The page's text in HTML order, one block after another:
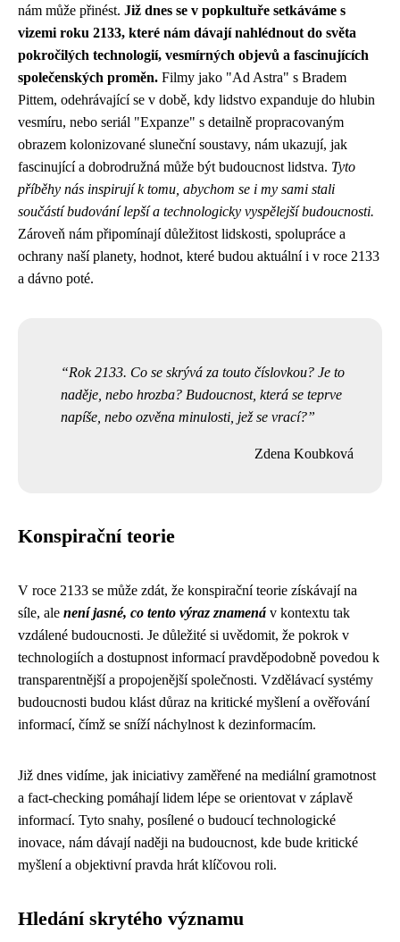
nám může přinést. Již dnes se v popkultuře setkáváme s
vizemi roku 2133, které nám dávají nahlédnout do světa
pokročilých technologií, vesmírných objevů a fascinujících
společenských proměn. Filmy jako "Ad Astra" s Bradem
Pittem, odehrávající se v době, kdy lidstvo expanduje do hlubin
vesmíru, nebo seriál "Expanze" s detailně propracovaným
obrazem kolonizované sluneční soustavy, nám ukazují, jak
fascinující a dobrodružná může být budoucnost lidstva. Tyto
příběhy nás inspirují k tomu, abychom se i my sami stali
součástí budování lepší a technologicky vyspělejší budoucnosti.
Zároveň nám připomínají důležitost lidskosti, spolupráce a
ochrany naší planety, hodnot, které budou aktuální i v roce 2133
a dávno poté.
Rok 2133. Co se skrývá za touto číslovkou? Je to
naděje, nebo hrozba? Budoucnost, která se teprve
napíše, nebo ozvěna minulosti, jež se vrací?
Zdena Koubková
Konspirační teorie
V roce 2133 se může zdát, že konspirační teorie získávají na
síle, ale není jasné, co tento výraz znamená v kontextu tak
vzdálené budoucnosti. Je důležité si uvědomit, že pokrok v
technologiích a dostupnost informací pravděpodobně povedou k
transparentnější a propojenější společnosti. Vzdělávací systémy
budoucnosti budou klást důraz na kritické myšlení a ověřování
informací, čímž se sníží náchylnost k dezinformacím.
Již dnes vidíme, jak iniciativy zaměřené na mediální gramotnost
a fact-checking pomáhají lidem lépe se orientovat v záplavě
informací. Tyto snahy, posílené o budoucí technologické
inovace, nám dávají naději na budoucnost, kde bude kritické
myšlení a objektivní pravda hrát klíčovou roli.
Hledání skrytého významu